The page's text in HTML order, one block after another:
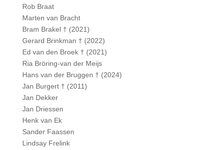
Rob Braat
Marten van Bracht
Bram Brakel † (2021)
Gerard Brinkman † (2022)
Ed van den Broek † (2021)
Ria Bröring-van der Meijs
Hans van der Bruggen † (2024)
Jan Burgert † (2011)
Jan Dekker
Jan Driessen
Henk van Ek
Sander Faassen
Lindsay Frelink